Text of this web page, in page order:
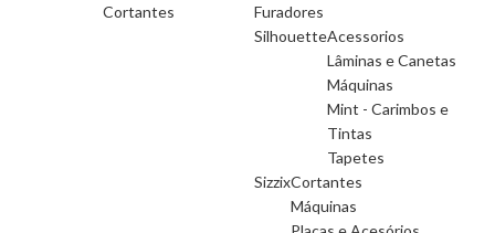
Cortantes
Furadores
SilhouetteAcessorios
Lâminas e Canetas
Máquinas
Mint - Carimbos e
Tintas
Tapetes
SizzixCortantes
Máquinas